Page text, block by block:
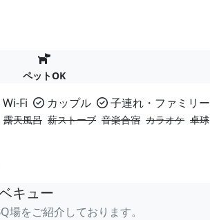
ペットOK
Wi-Fi カップル 子連れ・ファミリー
露天風呂 薪ストーブ 音楽合宿 カラオケ 卓球
キュー
場をご紹介しております。